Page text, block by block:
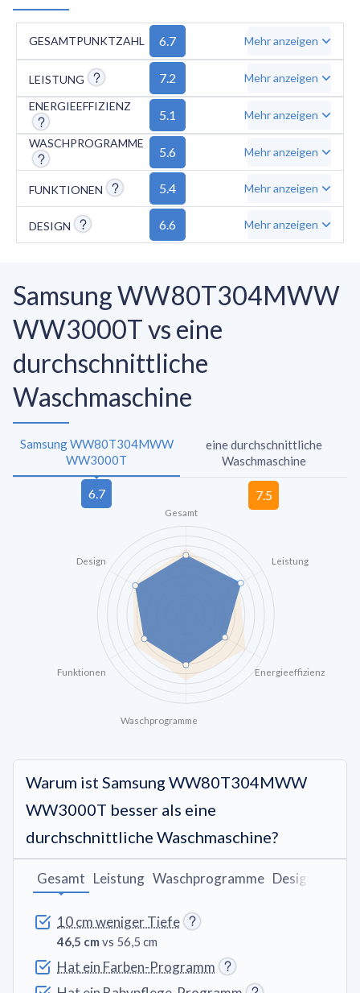
GESAMTPUNKTZAHL 6.7 Mehr anzeigen
LEISTUNG 7.2 Mehr anzeigen
ENERGIEEFFIZIENZ
5.1 Mehr anzeigen
WASCHPROGRAMME
5.6 Mehr anzeigen
FUNKTIONEN 5.4 Mehr anzeigen
DESIGN 6.6 Mehr anzeigen
Samsung WW80T304MWW
WW3000T vs eine
durchschnittliche
Waschmaschine
Samsung WW80T304MWW
WW3000T
eine durchschnittliche
Waschmaschine
Gesamt
Leistung
Energieeffizienz
Waschprogramme
Funktionen
Design
Warum ist Samsung WW80T304MWW
WW3000T besser als eine
durchschnittliche Waschmaschine?
10 cm weniger Tiefe
46,5 cm vs 56,5 cm
Hat ein Farben-Programm
Gesamt Leistung Waschprogramme Design